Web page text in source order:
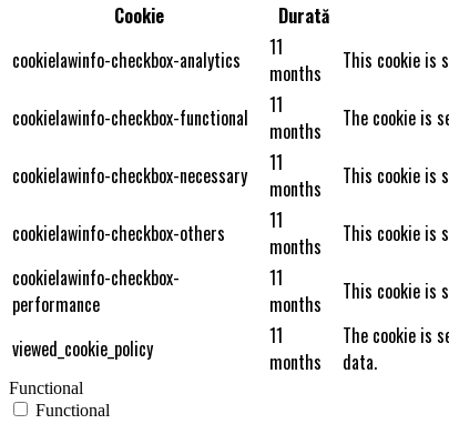
Cookie Durată
cookielawinfo-checkbox-analytics
11
months
This cookie is
cookielawinfo-checkbox-functional
11
months
The cookie is
cookielawinfo-checkbox-necessary
11
months
This cookie is
cookielawinfo-checkbox-others
11
months
This cookie is
cookielawinfo-checkbox-
performance
11
months
This cookie is
viewed_cookie_policy
11
months
The cookie is
data.
Functional
Functional